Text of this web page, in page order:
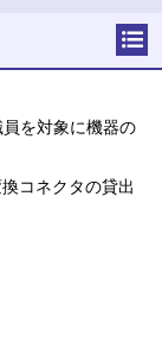
を対象に機器の
コネクタの貸出